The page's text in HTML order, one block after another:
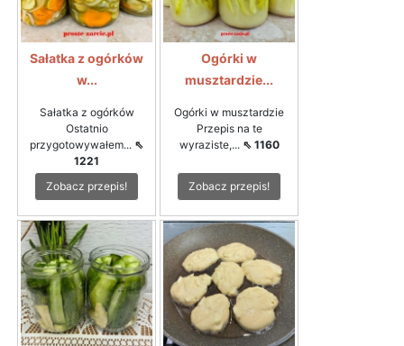
Sałatka z ogórków
w...
Sałatka z ogórków
Ostatnio
przygotowywałem... ⇖
1221
Zobacz przepis!
Ogórki w
musztardzie...
Ogórki w musztardzie
Przepis na te
wyraziste,... ⇖ 1160
Zobacz przepis!